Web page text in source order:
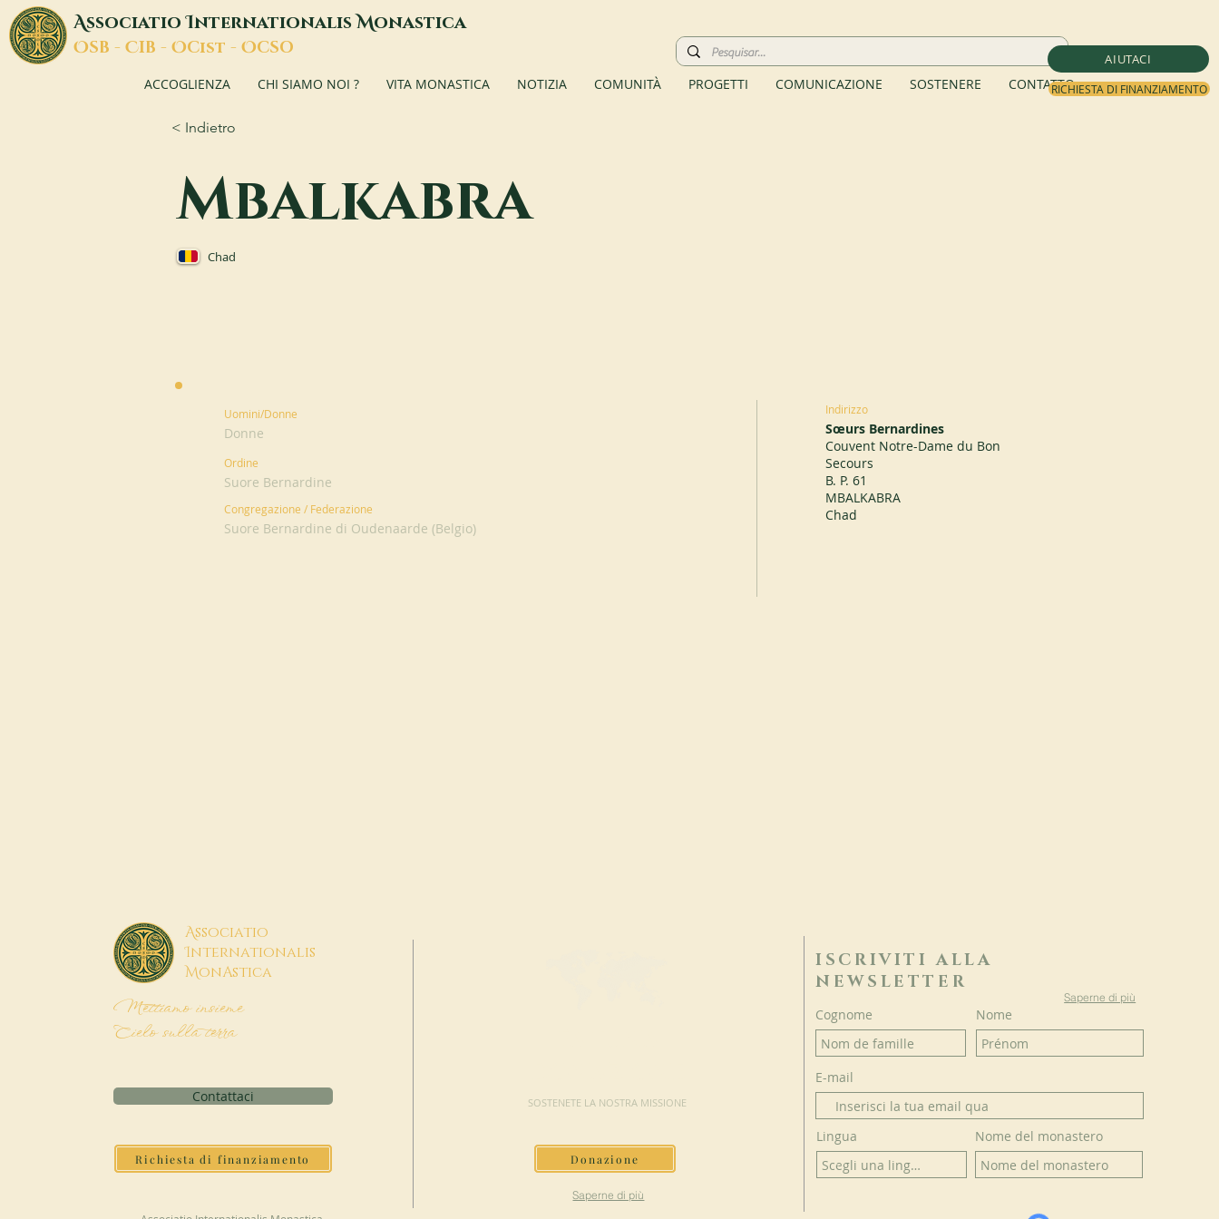
AIUTACI
RICHIESTA DI FINANZIAMENTO
AssociatioInternationalisMonastica
OSB - CIB - OCist - OCSO
ACCOGLIENZA CHI SIAMO NOI ? VITA MONASTICA NOTIZIA COMUNITÀ PROGETTI COMUNICAZIONE SOSTENERE CONTATTO
< Indietro
Mbalkabra
Chad
Uomini/Donne
Donne
Ordine
Suore Bernardine
Congregazione / Federazione
Suore Bernardine di Oudenaarde (Belgio)
Indirizzo
Sœurs Bernardines
Couvent Notre-Dame du Bon
Secours
B. P. 61
MBALKABRA
Chad
Associatio
Internationalis
MonAstica
Mettiamo insieme
Cielo sulla terra
Contattaci
Richiesta di finanziamento
SOSTENETE LA NOSTRA MISSIONE
Donazione
Saperne di più
ISCRIVITI ALLA
NEWSLETTER
Saperne di più
Cognome Nome
E-mail
Lingua Nome del monastero